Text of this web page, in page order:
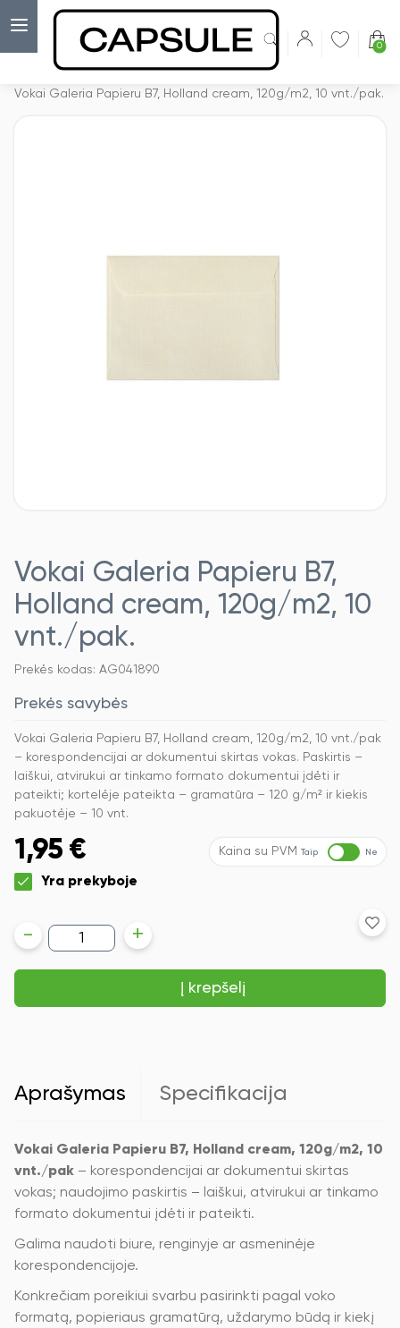
0
Vokai Galeria Papieru B7, Holland cream, 120g/m2, 10 vnt./pak.
Vokai Galeria Papieru B7,
Holland cream, 120g/m2, 10
vnt./pak.
Prekės kodas: AG041890
Prekės savybės
Vokai Galeria Papieru B7, Holland cream, 120g/m2, 10 vnt./pak
– korespondencijai ar dokumentui skirtas vokas. Paskirtis –
laiškui, atvirukui ar tinkamo formato dokumentui įdėti ir
pateikti; kortelėje pateikta – gramatūra – 120 g/m² ir kiekis
pakuotėje – 10 vnt.
1,95 € Kaina su PVM Taip Ne
Yra prekyboje
produkto
kiekis:
Vokai
Galeria
B7,
vnt./pak.
- +
Į krepšelį
Aprašymas Specifikacija
Vokai Galeria Papieru B7, Holland cream, 120g/m2, 10
vnt./pak – korespondencijai ar dokumentui skirtas
vokas; naudojimo paskirtis – laiškui, atvirukui ar tinkamo
formato dokumentui įdėti ir pateikti.
Galima naudoti biure, renginyje ar asmeninėje
korespondencijoje.
Konkrečiam poreikiui svarbu pasirinkti pagal voko
formatą, popieriaus gramatūrą, uždarymo būdą ir kiekį